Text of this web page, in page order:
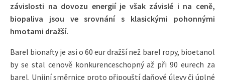
závislosti na dovozu energií je však závislé i na ceně,
biopaliva jsou ve srovnání s klasickými pohonnými
hmotami dražší.
Barel bionafty je asi o 60 eur dražší než barel ropy, bioetanol
by se stal cenově konkurenceschopný až při 90 eurech za
barel. Unijní směrnice proto připouští daňové úlevy či úplné